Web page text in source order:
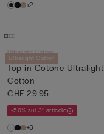
+2
Ultralight Cotton
Ultralight Cotton
Top in Cotone Ultralight
Cotton
CHF 29.95
-50% sul 3° articolo
+3